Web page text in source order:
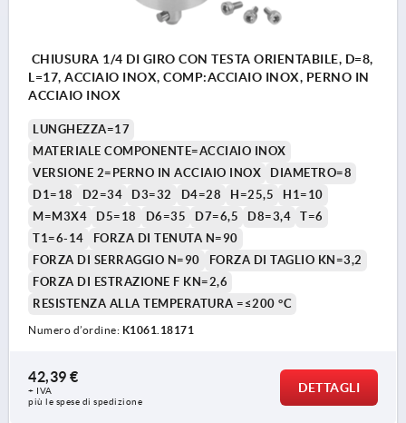
CHIUSURA 1/4 DI GIRO CON TESTA ORIENTABILE, D=8,
L=17, ACCIAIO INOX, COMP:ACCIAIO INOX, PERNO IN
ACCIAIO INOX
LUNGHEZZA=17
MATERIALE COMPONENTE=ACCIAIO INOX
VERSIONE 2=PERNO IN ACCIAIO INOX
DIAMETRO=8
D1=18
D2=34 D3=32 D4=28 H=25,5
H1=10
M=M3X4
D5=18 D6=35 D7=6,5 D8=3,4
T=6
T1=6-14
FORZA DI TENUTA N=90
FORZA DI SERRAGGIO N=90
FORZA DI TAGLIO KN=3,2
FORZA DI ESTRAZIONE F KN=2,6
RESISTENZA ALLA TEMPERATURA =≤200 °C
Numero d’ordine: K1061.18171
42,39 €
+ IVA
più le spese di spedizione
DETTAGLI